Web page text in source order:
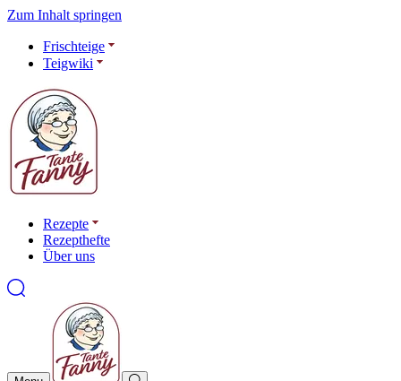
Zum Inhalt springen
Frischteige
Teigwiki
Rezepte
Rezepthefte
Über uns